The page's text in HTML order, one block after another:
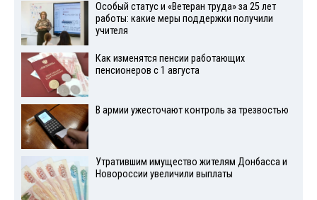
Особый статус и «Ветеран труда» за 25 лет
работы: какие меры поддержки получили
учителя
Как изменятся пенсии работающих
пенсионеров с 1 августа
В армии ужесточают контроль за трезвостью
Утратившим имущество жителям Донбасса и
Новороссии увеличили выплаты